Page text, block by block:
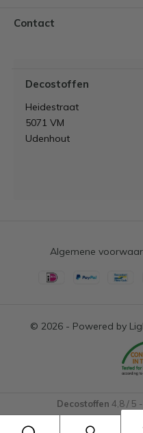
Contact
Decostoffen
Heidestraat
5071 VM
Udenhout
© 2026 - Powered by
Algemene
Decostoffen 4,8/ 5 -